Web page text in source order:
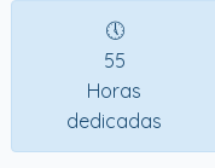
🕔
55
Horas
dedicadas